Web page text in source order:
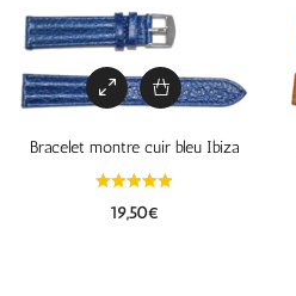
Bracelet montre cuir bleu Ibiza
19,50€